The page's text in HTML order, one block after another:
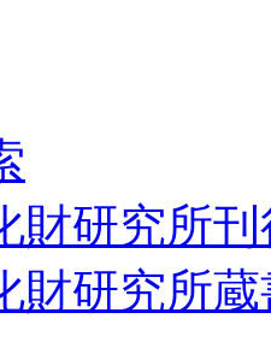
財研究所
財研究所